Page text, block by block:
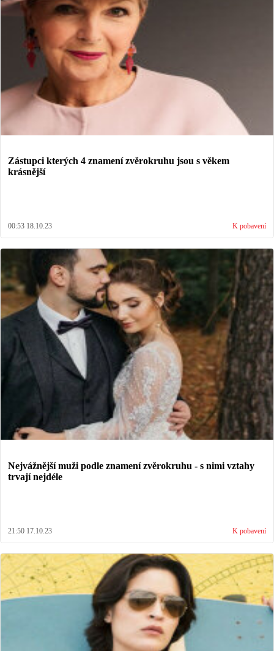
Zástupci kterých 4 znamení zvěrokruhu jsou s věkem
krásnější
00:53 18.10.23 K pobavení
Nejvážnější muži podle znamení zvěrokruhu - s nimi vztahy
trvají nejdéle
21:50 17.10.23 K pobavení